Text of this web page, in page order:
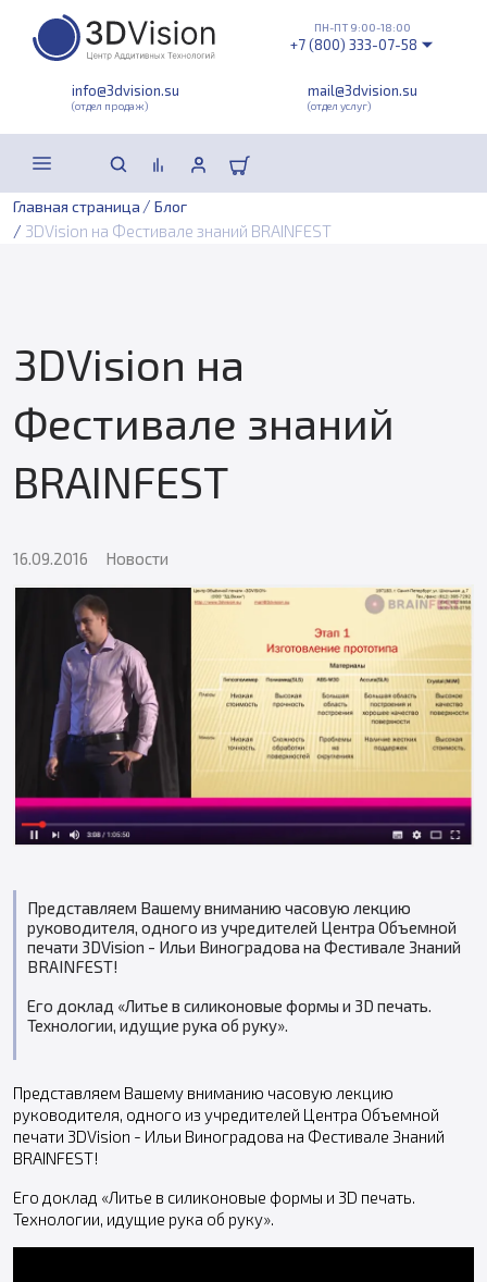
info@3dvision.su
(отдел продаж)
mail@3dvision.su
(отдел услуг)
ПН-ПТ 9:00-18:00
+7 (800) 333-07-58
Главная страница / Блог
/ 3DVision на Фестивале знаний BRAINFEST
3DVision на
Фестивале знаний
BRAINFEST
16.09.2016 Новости
Представляем Вашему вниманию часовую лекцию
руководителя, одного из учредителей Центра Объемной
печати 3DVision - Ильи Виноградова на Фестивале Знаний
BRAINFEST!
Его доклад «Литье в силиконовые формы и 3D печать.
Технологии, идущие рука об руку».
Представляем Вашему вниманию часовую лекцию
руководителя, одного из учредителей Центра Объемной
печати 3DVision - Ильи Виноградова на Фестивале Знаний
BRAINFEST!
Его доклад «Литье в силиконовые формы и 3D печать.
Технологии, идущие рука об руку».